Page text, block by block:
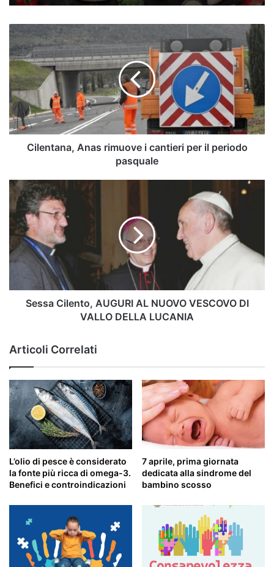
Cilentana,
rimuove
i
cantieri
per
il
periodo
pasquale
Cilentana, Anas rimuove i cantieri per il periodo
pasquale
Sessa
Cilento,
AUGURI
NUOVO
VESCOVO
DI
DELLA
LUCANIA
Sessa Cilento, AUGURI AL NUOVO VESCOVO DI
VALLO DELLA LUCANIA
Articoli Correlati
L’olio di pesce è considerato
la fonte più ricca di omega-3.
Benefici e controindicazioni
7 aprile, prima giornata
dedicata alla sindrome del
bambino scosso